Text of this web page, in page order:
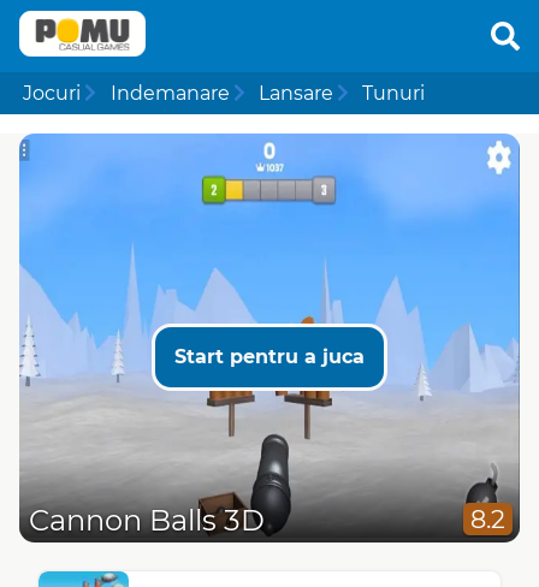
Jocuri Indemanare Lansare Tunuri
Start pentru a juca
Cannon Balls 3D 8.2